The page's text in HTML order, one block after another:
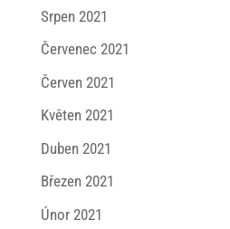
Srpen 2021
Červenec 2021
Červen 2021
Květen 2021
Duben 2021
Březen 2021
Únor 2021